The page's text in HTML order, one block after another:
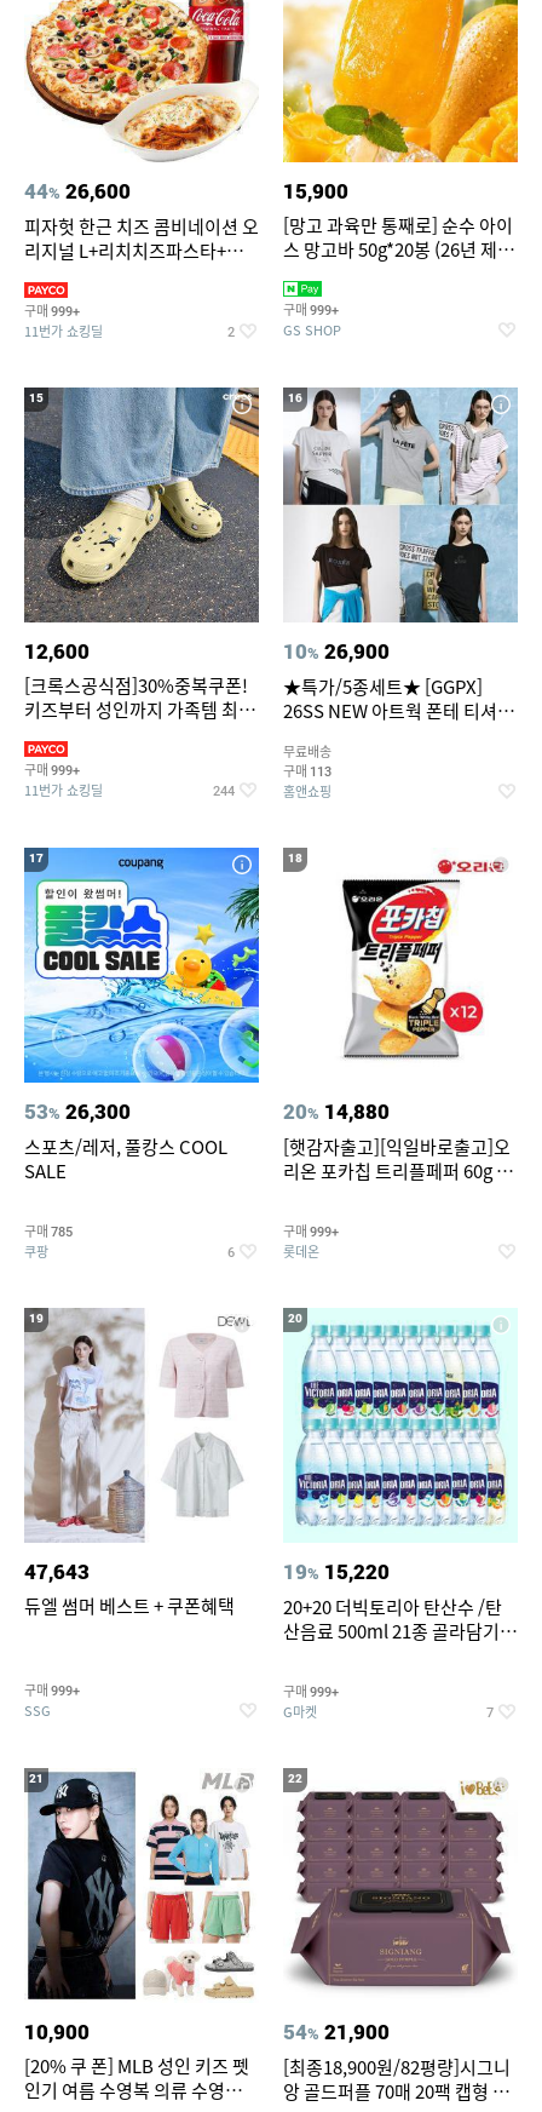
44% 26,600
피자헛 한근 치즈 콤비네이션 오
리지널 L+리치치즈파스타+콜
구매 999+
11번가 쇼킹딜 2
15,900
[망고 과육만 통째로] 순수 아이
스 망고바 50g*20봉 (26년 제
구매 999+
GS SHOP
15
12,600
[크록스공식점]30%중복쿠폰!
키즈부터 성인까지 가족템 최대
구매 999+
11번가 쇼킹딜 244
16
10% 26,900
★특가/5종세트★ [GGPX]
26SS NEW 아트웍 폰테 티셔츠
무료배송
구매 113
홈앤쇼핑
17
53% 26,300
스포츠/레저, 풀캉스 COOL
SALE
구매 785
쿠팡 6
18
20% 14,880
[햇감자출고][익일바로출고]오
리온 포카칩 트리플페퍼 60g 12
구매 999+
롯데온
19
47,643
듀엘 썸머 베스트 + 쿠폰혜택
구매 999+
SSG
20
19% 15,220
20+20 더빅토리아 탄산수 /탄
산음료 500ml 21종 골라담기
구매 999+
G마켓 7
21
10,900
[20% 쿠 폰] MLB 성인 키즈 펫
인기 여름 수영복 의류 수영복
22
54% 21,900
[최종18,900원/82평량]시그니
앙 골드퍼플 70매 20팩 캡형 아